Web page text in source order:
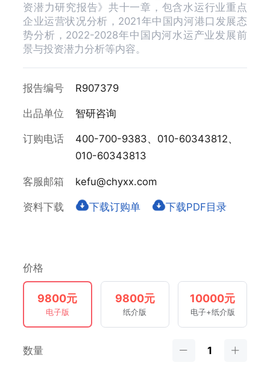
资潜力研究报告》共十一章，包含水运行业重点
企业运营状况分析，2021年中国内河港口发展态
势分析，2022-2028年中国内河水运产业发展前
景与投资潜力分析等内容。
报告编号 R907379
出品单位 智研咨询
订购电话
400-700-9383、010-60343812、
010-60343813
客服邮箱 kefu@chyxx.com
资料下载 下载订购单 下载PDF目录
价格
9800元
电子版
9800元
纸介版
10000元
电子+纸介版
数量